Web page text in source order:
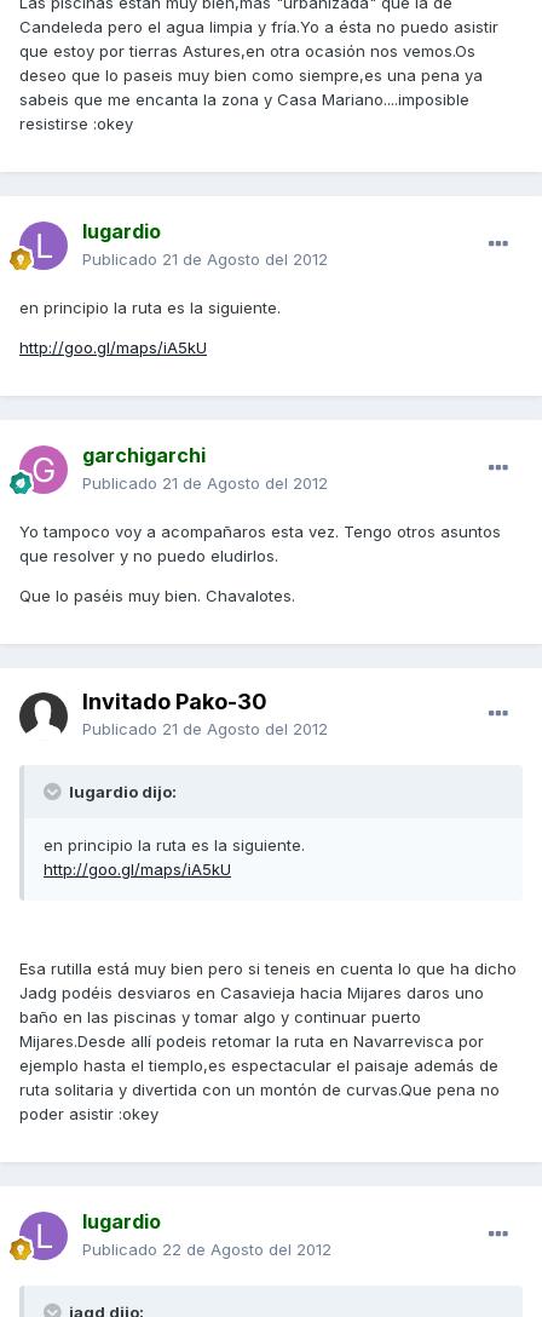
Candeleda pero el agua limpia y fría.Yo a ésta no puedo asistir
que estoy por tierras Astures,en otra ocasión nos vemos.Os
deseo que lo paseis muy bien como siempre,es una pena ya
sabeis que me encanta la zona y Casa Mariano....imposible
resistirse :okey
lugardio
Publicado 21 de Agosto del 2012
en principio la ruta es la siguiente.
http://goo.gl/maps/iA5kU
garchigarchi
Publicado 21 de Agosto del 2012
Yo tampoco voy a acompañaros esta vez. Tengo otros asuntos
que resolver y no puedo eludirlos.
Que lo paséis muy bien. Chavalotes.
Invitado Pako-30
Publicado 21 de Agosto del 2012
lugardio dijo:
en principio la ruta es la siguiente.
http://goo.gl/maps/iA5kU
Esa rutilla está muy bien pero si teneis en cuenta lo que ha dicho
Jadg podéis desviaros en Casavieja hacia Mijares daros uno
baño en las piscinas y tomar algo y continuar puerto
Mijares.Desde allí podeis retomar la ruta en Navarrevisca por
ejemplo hasta el tiemplo,es espectacular el paisaje además de
ruta solitaria y divertida con un montón de curvas.Que pena no
poder asistir :okey
lugardio
Publicado 22 de Agosto del 2012
jagd dijo: